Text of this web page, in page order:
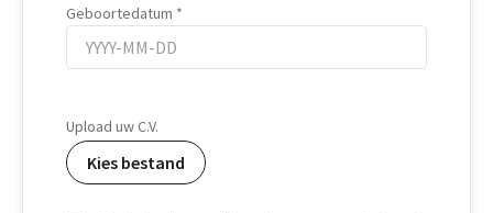
Geboortedatum
Upload uw C.V.
Kies bestand